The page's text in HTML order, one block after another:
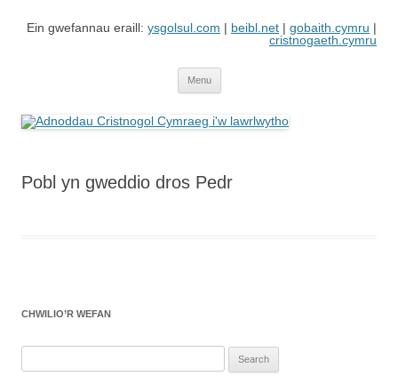
content
Ein gwefannau eraill: ysgolsul.com | beibl.net | gobaith.cymru |
cristnogaeth.cymru
lawrlwytho
adnoddau i'w lawrlwytho'n rhad ac am ddim
Menu
Pobl yn gweddio dros Pedr
CHWILIO’R WEFAN